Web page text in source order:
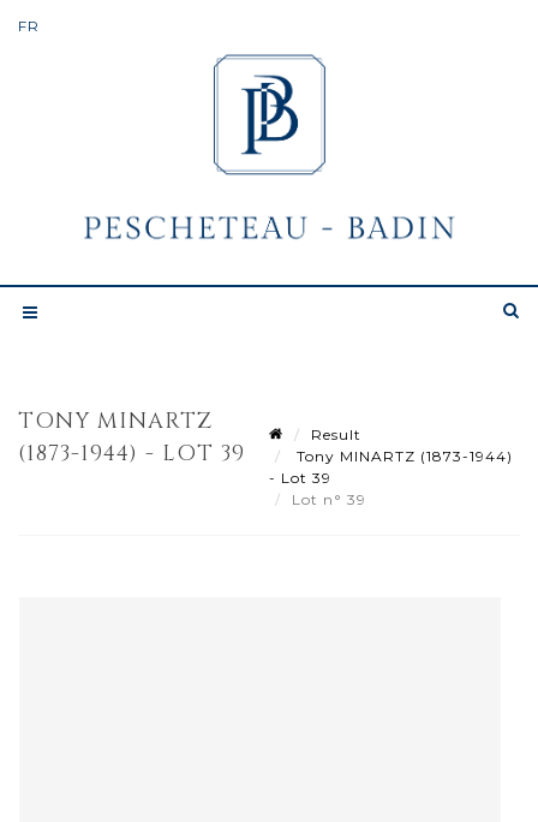
TONY MINARTZ
(1873-1944) - LOT 39
Result
Tony MINARTZ (1873-1944)
- Lot 39
Lot n° 39